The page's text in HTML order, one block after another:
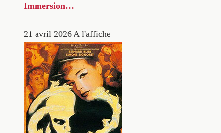
Immersion…
21 avril 2026 A l'affiche